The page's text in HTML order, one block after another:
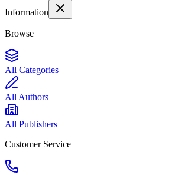
Information
Browse
All Categories
All Authors
All Publishers
Customer Service